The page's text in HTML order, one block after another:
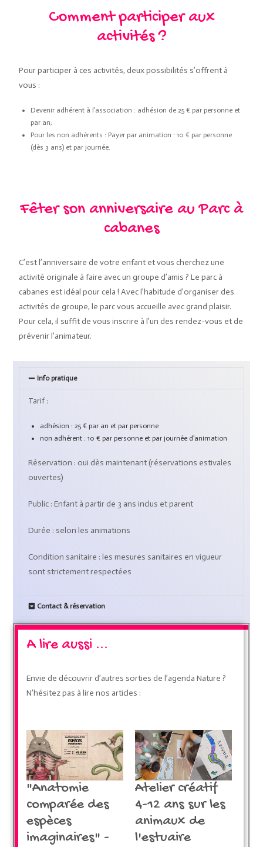
Comment participer aux
activités ?
Pour participer à ces activités, deux possibilités s’offrent à
vous :
Devenir adhérent à l’association : adhésion de 25 € par personne et
par an,
Pour les non adhérents : Payer par animation : 10 € par personne
(dès 3 ans) et par journée.
Fêter son anniversaire au Parc à
cabanes
C’est l’anniversaire de votre enfant et vous cherchez une
activité originale à faire avec un groupe d’amis ? Le parc à
cabanes est idéal pour cela ! Avec l’habitude d’organiser des
activités de groupe, le parc vous accueille avec grand plaisir.
Pour cela, il suffit de vous inscrire à l’un des rendez-vous et de
prévenir l’animateur.
Info pratique
Tarif :
adhésion : 25 € par an et par personne
non adhérent : 10 € par personne et par journée d’animation
Réservation : oui dès maintenant (réservations estivales
ouvertes)
Public : Enfant à partir de 3 ans inclus et parent
Durée : selon les animations
Condition sanitaire : les mesures sanitaires en vigueur
sont strictement respectées
Contact & réservation
A lire aussi ...
Envie de découvrir d’autres sorties de l’agenda Nature ?
N’hésitez pas à lire nos articles :
"Anatomie
comparée des
espèces
imaginaires" -
Atelier créatif
4-12 ans sur les
animaux de
l'estuaire